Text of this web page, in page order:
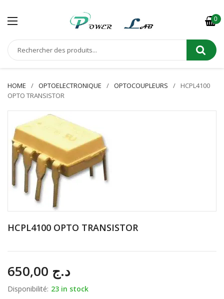
0
HOME OPTOELECTRONIQUE OPTOCOUPLEURS
HCPL4100
OPTO TRANSISTOR
HCPL4100 OPTO TRANSISTOR
د.ج
Disponibilité: 23 in stock